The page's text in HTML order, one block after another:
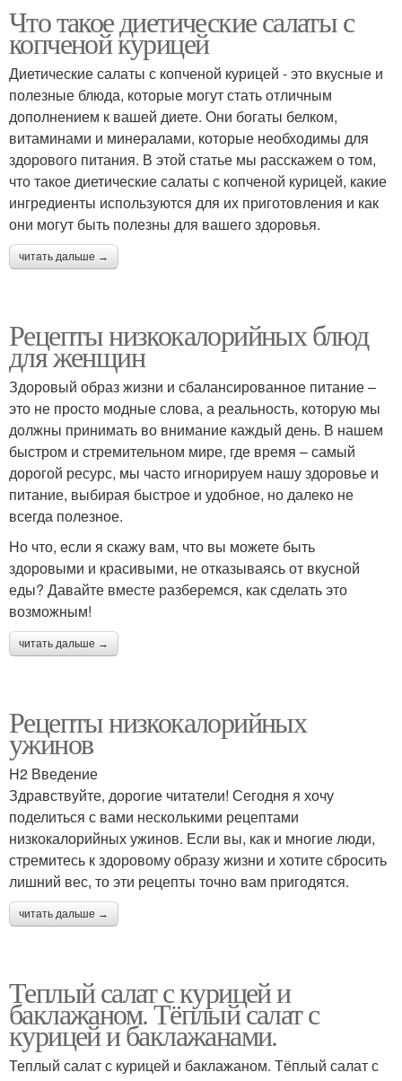
Что такое диетические салаты с
копченой курицей
Диетические салаты с копченой курицей - это вкусные и
полезные блюда, которые могут стать отличным
дополнением к вашей диете. Они богаты белком,
витаминами и минералами, которые необходимы для
здорового питания. В этой статье мы расскажем о том,
что такое диетические салаты с копченой курицей, какие
ингредиенты используются для их приготовления и как
они могут быть полезны для вашего здоровья.
читать дальше →
Рецепты низкокалорийных блюд
для женщин
Здоровый образ жизни и сбалансированное питание –
это не просто модные слова, а реальность, которую мы
должны принимать во внимание каждый день. В нашем
быстром и стремительном мире, где время – самый
дорогой ресурс, мы часто игнорируем нашу здоровье и
питание, выбирая быстрое и удобное, но далеко не
всегда полезное.
Но что, если я скажу вам, что вы можете быть
здоровыми и красивыми, не отказываясь от вкусной
еды? Давайте вместе разберемся, как сделать это
возможным!
читать дальше →
Рецепты низкокалорийных
ужинов
H2 Введение
Здравствуйте, дорогие читатели! Сегодня я хочу
поделиться с вами несколькими рецептами
низкокалорийных ужинов. Если вы, как и многие люди,
стремитесь к здоровому образу жизни и хотите сбросить
лишний вес, то эти рецепты точно вам пригодятся.
читать дальше →
Теплый салат с курицей и
баклажаном. Тёплый салат с
курицей и баклажанами.
Теплый салат с курицей и баклажаном. Тёплый салат с